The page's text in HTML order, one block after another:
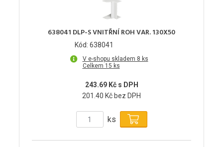
638041 DLP-S VNITŘNÍ ROH VAR. 130X50
Kód: 638041
V e-shopu skladem 8 ks
Celkem 15 ks
243.69 Kč s DPH
201.40 Kč bez DPH
ks